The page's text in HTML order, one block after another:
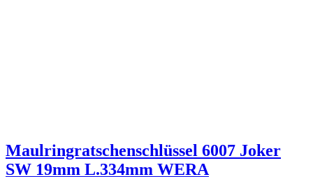
Maulringratschenschlüssel 6007 Joker
SW 19mm L.334mm WERA